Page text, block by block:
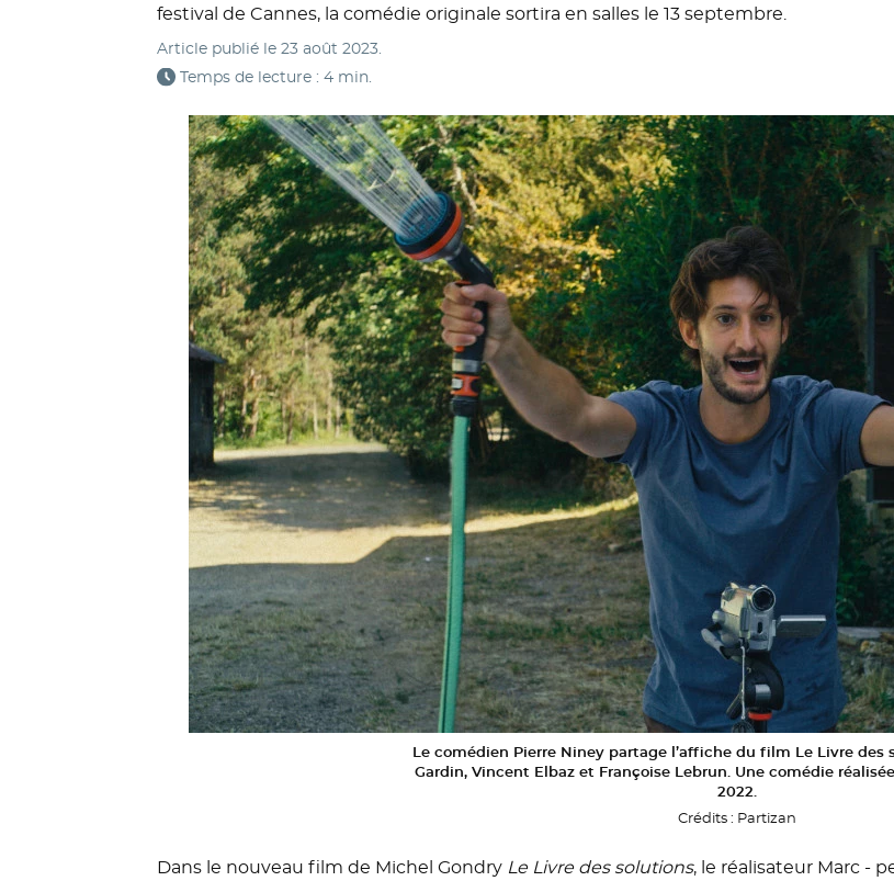
festival de Cannes, la comédie originale sortira en salles le 13 septembre.
Article publié le 23 août 2023.
Temps de lecture : 4 min.
Le comédien Pierre Niney partage l’affiche du film Le Livre des
Gardin, Vincent Elbaz et Françoise Lebrun. Une comédie
2022.
Crédits : Partizan
Dans le nouveau film de Michel Gondry Le Livre des solutions, le réalisateur Marc -